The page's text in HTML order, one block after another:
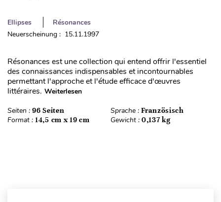
Ellipses
Résonances
Neuerscheinung : 15.11.1997
Résonances est une collection qui entend offrir l'essentiel
des connaissances indispensables et incontournables
permettant l'approche et l'étude efficace d'œuvres
littéraires. Weiterlesen
Seiten : 96 Seiten Sprache : Französisch
Format : 14,5 cm x 19 cm Gewicht : 0,137 kg